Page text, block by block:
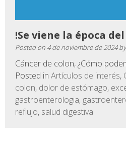
!Se viene la época
Posted on 4 de noviembre de 2024
Cáncer de colon, ¿Cómo
Posted in Artículos de interés,
colon, dolor de estómago,
gastroenterologia,
reflujo, salud digestiva